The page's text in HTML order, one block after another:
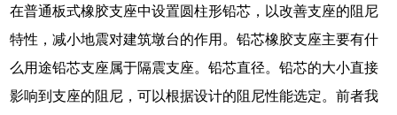
在普通板式橡胶支座中设置圆柱形铅芯，以改善支座的阻尼
特性，减小地震对建筑墩台的作用。铅芯橡胶支座主要有什
么用途铅芯支座属于隔震支座。铅芯直径。铅芯的大小直接
影响到支座的阻尼，可以根据设计的阻尼性能选定。前者我